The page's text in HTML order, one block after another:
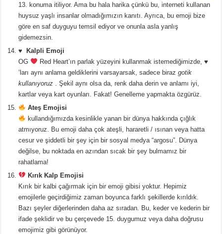
13. konuma itiliyor. Ama bu hala harika çünkü bu, interneti kullanan
huysuz yaşlı insanlar olmadığımızın kanıtı. Ayrıca, bu emoji bize
göre en saf duyguyu temsil ediyor ve onunla asla yanlış
gidemezsin.
♥ ️ Kalpli Emoji
OG
Red Heart’ın parlak yüzeyini kullanmak istemediğimizde, ♥
’ları aynı anlama geldiklerini varsayarsak, sadece birazgotik
kullanıyoruz . Şekil aynı olsa da, renk daha derin ve anlamı iyi,
kartlar veya kart oyunları. Fakat! Genelleme yapmakta özgürüz.
Ateş Emojisi
kullandığımızda kesinlikle yanan bir dünya hakkında çığlık
atmıyoruz. Bu emoji daha çok ateşli, hararetli / ısınan veya hatta
cesur ve şiddetli bir şey için bir sosyal medya “argosu”. Dünya
değilse, bu noktada en azından sıcak bir şey bulmamız bir
rahatlama!
Kırık Kalp Emojisi
Kırık bir kalbi çağırmak için bir emoji gibisi yoktur. Hepimiz
emojilerle geçirdiğimiz zaman boyunca farklı şekillerde kırıldık.
Bazı şeyler diğerlerinden daha az sıradan. Bu, keder ve kederin bir
ifade şeklidir ve bu çerçevede 15. duygumuz veya daha doğrusu
emojimiz gibi görünüyor.